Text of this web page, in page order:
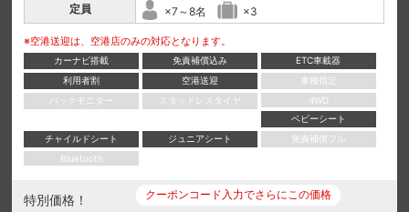
定員
×7～8名 ×3
※空港送迎は、空港店のみの対応となります。
カーナビ搭載 免責補償込み
ETC車載器
利用者割
空港送迎
車種指定
バックモニター
スタッドレスタイヤ
4WD
ベビーシート
チャイルドシート
ジュニアシート
免責補償フル
Bluetooth
特別価格！ クーポンコード入力でさらにこの価格